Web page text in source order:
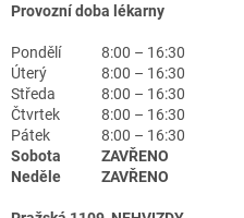
Provozní doba lékarny
Pondělí
8:00 – 16:30
Úterý
8:00 – 16:30
Středa
8:00 – 16:30
Čtvrtek
8:00 – 16:30
Pátek
8:00 – 16:30
Sobota
ZAVŘENO
Neděle
ZAVŘENO